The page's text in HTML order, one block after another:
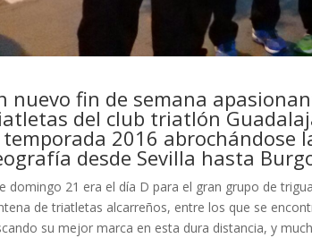
nuevo fin de semana
del club triatlón
temporada 2016 abrochándose
desde Sevilla hasta
domingo 21 era el día D para el gran grupo de
de triatletas alcarreños, entre los que se
su mejor marca en esta dura distancia, y